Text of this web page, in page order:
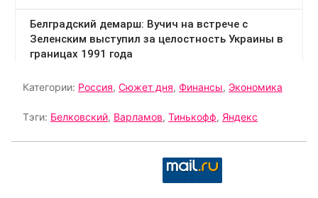
Категории: Россия, Сюжет дня, Финансы, Экономика
Тэги: Белковский, Варламов, Тинькофф, Яндекс